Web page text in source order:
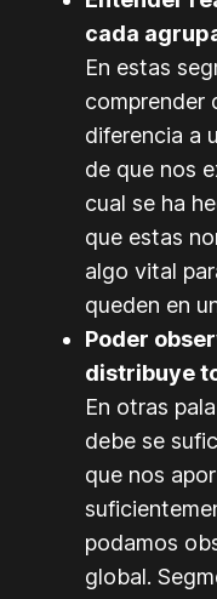
cada
En estas
comprender
diferencia a
de que nos
cual se ha
que estas
algo vital
queden en
Poder
distribuye
En otras
debe se
que nos
podamos
global.